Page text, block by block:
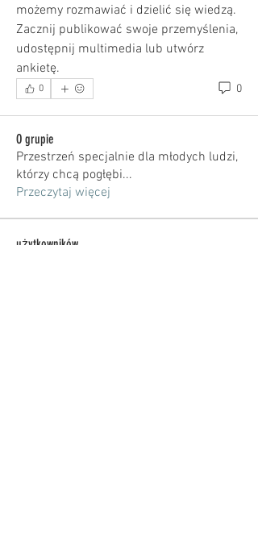
możemy rozmawiać i dzielić się wiedzą.
Zacznij publikować swoje przemyślenia,
udostępnij multimedia lub utwórz
ankietę.
0 0
O grupie
Przestrzeń specjalnie dla młodych ludzi,
którzy chcą pogłębi...
Przeczytaj więcej
użytkowników